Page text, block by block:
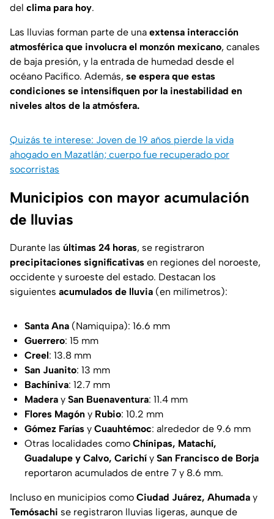
del clima para hoy.
Las lluvias forman parte de una extensa interacción
atmosférica que involucra el monzón mexicano, canales
de baja presión, y la entrada de humedad desde el
océano Pacífico. Además, se espera que estas
condiciones se intensifiquen por la inestabilidad en
niveles altos de la atmósfera.
Quizás te interese: Joven de 19 años pierde la vida
ahogado en Mazatlán; cuerpo fue recuperado por
socorristas
Municipios con mayor acumulación
de lluvias
Durante las últimas 24 horas, se registraron
precipitaciones significativas en regiones del noroeste,
occidente y suroeste del estado. Destacan los
siguientes acumulados de lluvia (en milímetros):
Santa Ana (Namiquipa): 16.6 mm
Guerrero: 15 mm
Creel: 13.8 mm
San Juanito: 13 mm
Bachíniva: 12.7 mm
Madera y San Buenaventura: 11.4 mm
Flores Magón y Rubio: 10.2 mm
Gómez Farías y Cuauhtémoc: alrededor de 9.6 mm
Otras localidades como Chínipas, Matachí,
Guadalupe y Calvo, Carichí y San Francisco de Borja
reportaron acumulados de entre 7 y 8.6 mm.
Incluso en municipios como Ciudad Juárez, Ahumada y
Temósachi se registraron lluvias ligeras, aunque de